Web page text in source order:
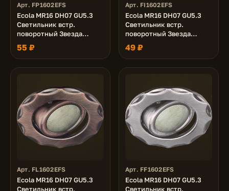
Арт. FP1602EFS
Ecola MR16 DH07 GU5.3
Светильник встр.
поворотный Звезда
(скрытый крепеж лампы)
Бронза 25x88 (кd74)
55 ₽
Арт. FI1602EFS
Ecola MR16 DH07 GU5.3
Светильник встр.
поворотный Звезда
(скрытый крепеж лампы)
Золото 25x88 (кd74)
49 ₽
Арт. FL1602EFS
Ecola MR16 DH07 GU5.3
Светильник встр.
Арт. FF1602EFS
Ecola MR16 DH07 GU5.3
Светильник встр.